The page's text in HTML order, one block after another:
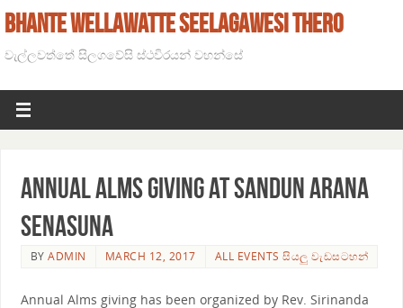
BHANTE WELLAWATTE SEELAGAWESI THERO
වැල්ලවත්තේ සිලගවේසි ස්ථවිරයන් වහන්සේ
Annual Alms Giving at Sandun Arana
Senasuna
BYADMIN MARCH 12, 2017 ALL EVENTS සියලු වැඩසටහන්
Annual Alms giving has been organized by Rev. Sirinanda